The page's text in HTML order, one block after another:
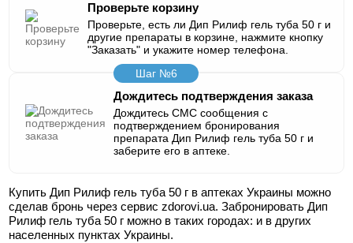
Проверьте корзину
Проверьте, есть ли Дип Рилиф гель туба 50 г и
другие препараты в корзине, нажмите кнопку
"Заказать" и укажите номер телефона.
Шаг №6
Дождитесь подтверждения заказа
Дождитесь СМС сообщения с
подтверждением бронирования
препарата Дип Рилиф гель туба 50 г и
заберите его в аптеке.
Купить Дип Рилиф гель туба 50 г в аптеках Украины можно
сделав бронь через сервис zdorovi.ua. Забронировать Дип
Рилиф гель туба 50 г можно в таких городах: и в других
населенных пунктах Украины.